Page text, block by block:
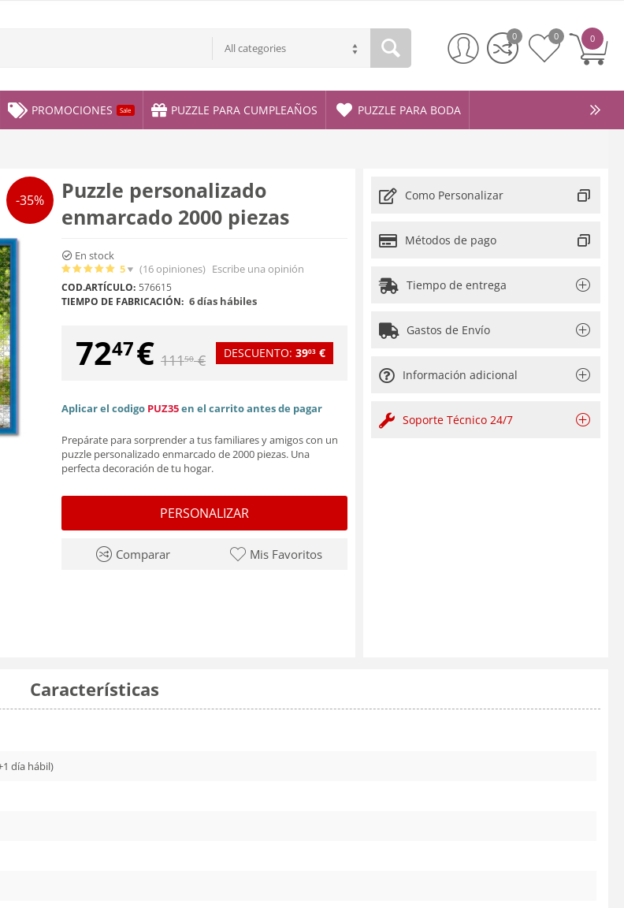
All categories
0
0 0
PROMOCIONES Sale PUZZLE PARA CUMPLEAÑOS PUZZLE PARA BODA
-35%
Puzzle personalizado
enmarcado 2000 piezas
En stock
5
(16opiniones) Escribe una opinión
COD.ARTÍCULO: 576615
TIEMPO DE FABRICACIÓN: 6 días hábiles
7247€ 11150 € DESCUENTO: 3903 €
Aplicar el codigo PUZ35en el carrito antes de pagar
Prepárate para sorprender a tus familiares y amigos con un
puzzle personalizado enmarcado de 2000 piezas. Una
perfecta decoración de tu hogar.
PERSONALIZAR
Comparar Mis Favoritos
Como Personalizar
Métodos de pago
Tiempo de entrega
Gastos de Envío
Información adicional
Soporte Técnico 24/7
Características
día hábil)